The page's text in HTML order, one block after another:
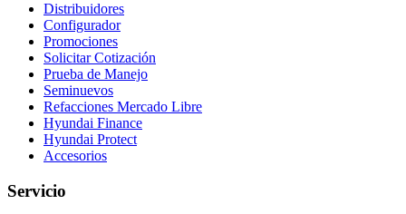
Distribuidores
Configurador
Promociones
Solicitar Cotización
Prueba de Manejo
Seminuevos
Refacciones Mercado Libre
Hyundai Finance
Hyundai Protect
Accesorios
Servicio